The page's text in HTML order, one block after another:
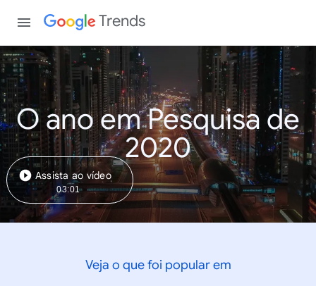
Trends
O ano em Pesquisa de
2020
Assista ao vídeo
03:01
Veja o que foi popular em